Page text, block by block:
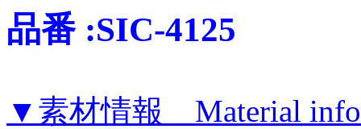
品番 :SIC-4125
▼素材情報 Material